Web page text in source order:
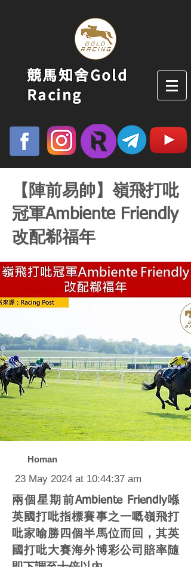
競馬知舍Gold
Racing
【陣前易帥】嶺飛打吡
冠軍Ambiente Friendly
改配郗福年
Homan
23 May 2024 at 10:44:37 am
兩個星期前Ambiente Friendly喺
英國打吡指標賽事之一嘅嶺飛打
吡家喻勝四個半馬位而回，其英
國打吡大賽海外博彩公司賠率隨